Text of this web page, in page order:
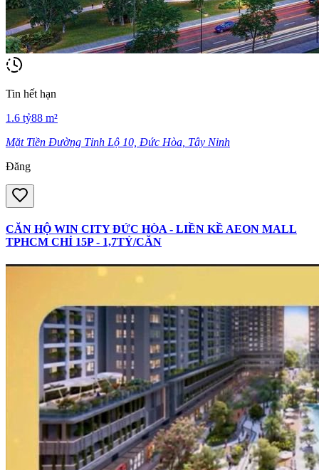
Tin hết hạn
1.6 tỷ88 m²
Mặt Tiền Đường Tỉnh Lộ 10, Đức Hòa, Tây Ninh
Đăng
CĂN HỘ WIN CITY ĐỨC HÒA - LIỀN KỀ AEON MALL
TPHCM CHỈ 15P - 1,7TỶ/CĂN